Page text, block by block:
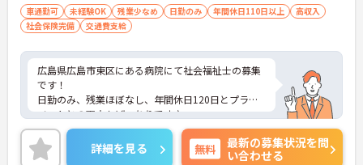
車通勤可 未経験OK 残業少なめ 日勤のみ 年間休日110日以上
高収入
社会保険完備
交通費支給
広島県広島市東区にある病院にて社会福祉士の募集
です！
日勤のみ、残業ほぼなし、年間休日120日とプライ
ベートとの両立もばっちりです♪
ご興味ある方には、面接対策ポイントなど、さらに
詳細をお話しいたしますのでお気軽にご相談くださ
い。
詳細を見る 無料
最新の募集状況を問
い合わせる